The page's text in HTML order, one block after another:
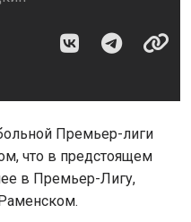
Премьер-лиги
что в предстоящем
в Премьер-Лигу,